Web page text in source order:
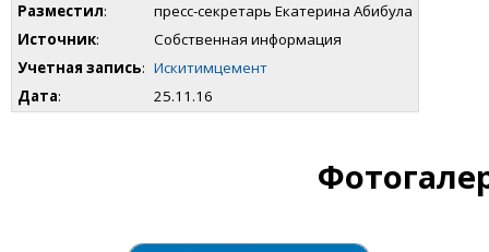
Разместил:
пресс-секретарь Екатерина Абибула
Источник:
Собственная информация
Учетная запись: Искитимцемент
Дата: 25.11.16